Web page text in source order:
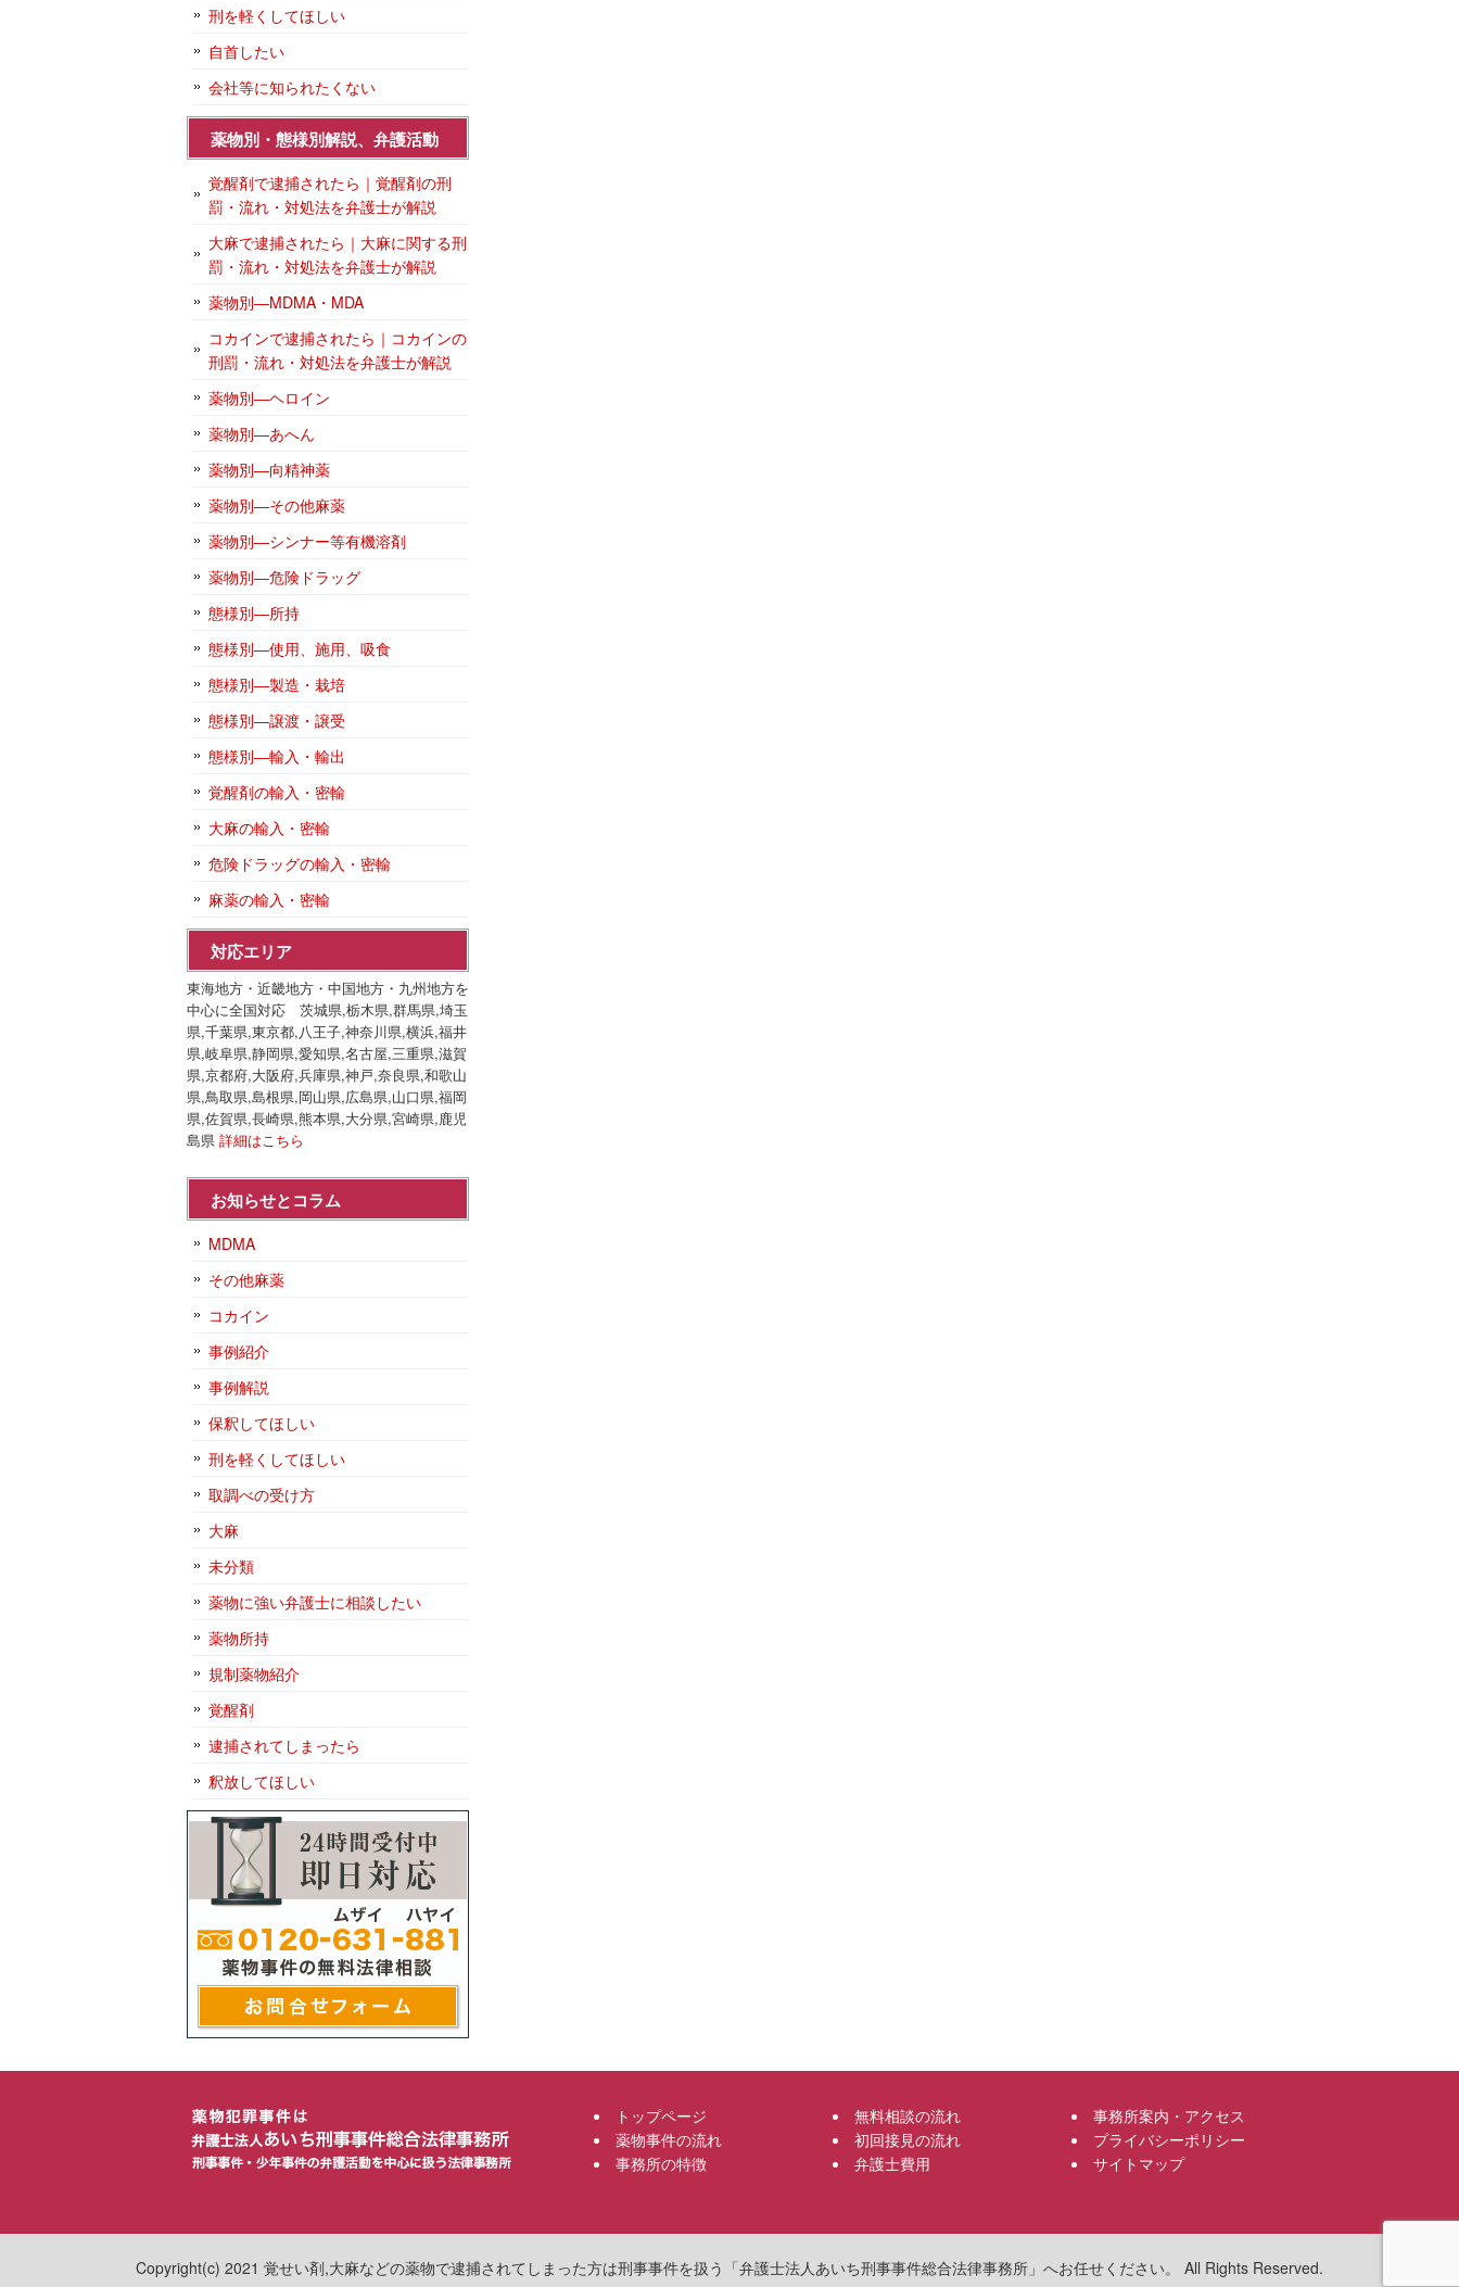
刑を軽くしてほしい
自首したい
会社等に知られたくない
薬物別・態様別解説、弁護活動
覚醒剤で逮捕されたら｜覚醒剤の刑
罰・流れ・対処法を弁護士が解説
大麻で逮捕されたら｜大麻に関する刑
罰・流れ・対処法を弁護士が解説
薬物別―MDMA・MDA
コカインで逮捕されたら｜コカインの
刑罰・流れ・対処法を弁護士が解説
薬物別―ヘロイン
薬物別―あへん
薬物別―向精神薬
薬物別―その他麻薬
薬物別―シンナー等有機溶剤
薬物別―危険ドラッグ
態様別―所持
態様別―使用、施用、吸食
態様別―製造・栽培
態様別―譲渡・譲受
態様別―輸入・輸出
覚醒剤の輸入・密輸
大麻の輸入・密輸
危険ドラッグの輸入・密輸
麻薬の輸入・密輸
対応エリア
東海地方・近畿地方・中国地方・九州地方を
中心に全国対応 茨城県,栃木県,群馬県,埼玉
県,千葉県,東京都,八王子,神奈川県,横浜,福井
県,岐阜県,静岡県,愛知県,名古屋,三重県,滋賀
県,京都府,大阪府,兵庫県,神戸,奈良県,和歌山
県,鳥取県,島根県,岡山県,広島県,山口県,福岡
県,佐賀県,長崎県,熊本県,大分県,宮崎県,鹿児
島県 詳細はこちら
お知らせとコラム
MDMA
その他麻薬
コカイン
事例紹介
事例解説
保釈してほしい
刑を軽くしてほしい
取調べの受け方
大麻
未分類
薬物に強い弁護士に相談したい
薬物所持
規制薬物紹介
覚醒剤
逮捕されてしまったら
釈放してほしい
トップページ
薬物事件の流れ
事務所の特徴
無料相談の流れ
初回接見の流れ
弁護士費用
事務所案内・アクセス
プライバシーポリシー
サイトマップ
Copyright(c) 2021 覚せい剤,大麻などの薬物で逮捕されてしまった方は刑事事件を扱う「弁護士法人あいち刑事事件総合法律事務所」へお任せください。 All Rights Reserved.